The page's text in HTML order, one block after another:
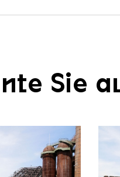
Sie